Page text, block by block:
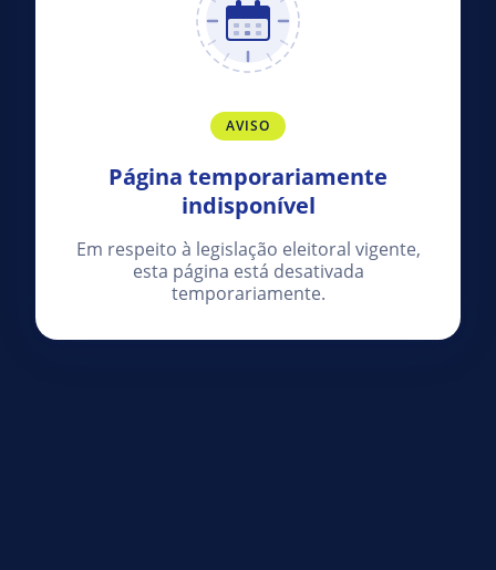
AVISO
Página temporariamente
indisponível
Em respeito à legislação eleitoral vigente,
esta página está desativada
temporariamente.